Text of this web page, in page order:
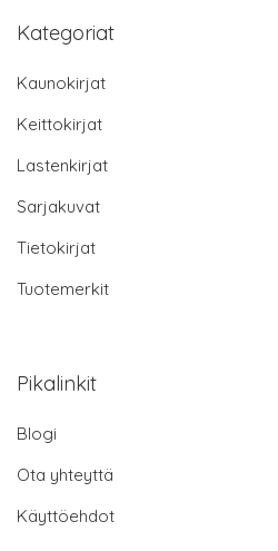
Kategoriat
Kaunokirjat
Keittokirjat
Lastenkirjat
Sarjakuvat
Tietokirjat
Tuotemerkit
Pikalinkit
Blogi
Ota yhteyttä
Käyttöehdot